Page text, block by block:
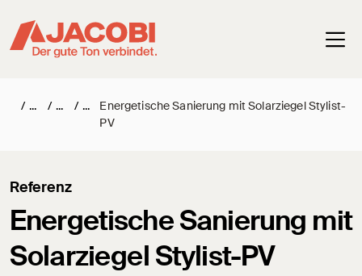
/ / /
Energetische Sanierung mit Solarziegel Stylist-
PV
Energetische Sanierung mit
Solarziegel Stylist-PV
Referenz